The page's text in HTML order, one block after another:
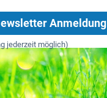
Anmeldung
jederzeit möglich)